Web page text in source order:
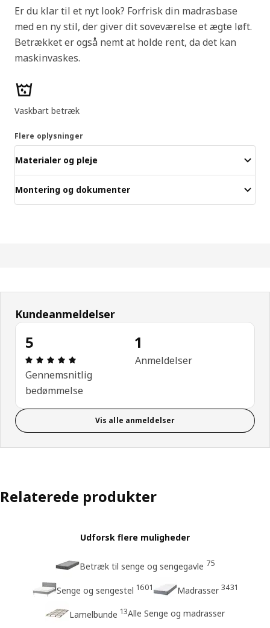
Er du klar til et nyt look? Forfrisk din madrasbase
med en ny stil, der giver dit soveværelse et ægte løft.
Betrækket er også nemt at holde rent, da det kan
maskinvaskes.
Produktfunktioner
Vaskbart betræk
Flere oplysninger
Materialer og pleje
Montering og dokumenter
Kundeanmeldelser
5
Anmeldelse: 5 Ud af 5 Stjerner. Anmeldelser i alt:
Gennemsnitlig
bedømmelse
1
Anmeldelser
Vis alle anmeldelser
Relaterede produkter
Udforsk flere muligheder
Betræk til senge og sengegavle 75
Senge og sengestel 1601 Madrasser 3431
Lamelbunde 13Alle Senge og madrasser